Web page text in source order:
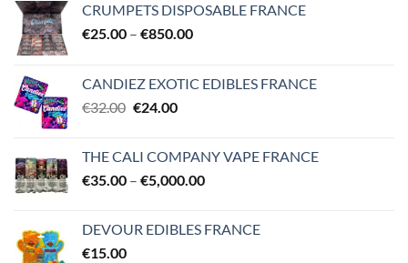
CRUMPETS DISPOSABLE FRANCE
€25.00 – €850.00Price
through
CANDIEZ EXOTIC EDIBLES FRANCE
€32.00 Original
€32.00.
€24.00Current
€24.00.
THE CALI COMPANY VAPE FRANCE
€35.00 – €5,000.00Price
through
DEVOUR EDIBLES FRANCE
€15.00